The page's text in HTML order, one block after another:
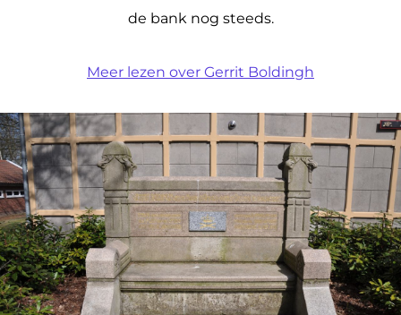
de bank nog steeds.
Meer lezen over Gerrit Boldingh